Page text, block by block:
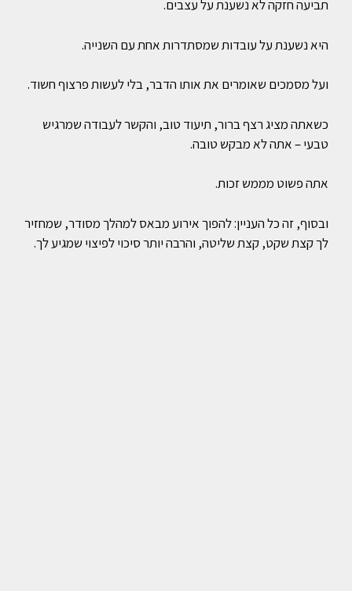
תביעה חזקה לא נשענת על עצבים.
היא נשענת על עובדות שמסתדרות אחת עם השנייה.
ועל מסמכים שאומרים את אותו הדבר, בלי לעשות פרצוף חשוד.
כשאתה מציג רצף ברור, תיעוד טוב, והקשר לעבודה שמרגיש
טבעי – אתה לא מבקש טובה.
אתה פשוט מממש זכות.
ובסוף, זה כל העניין: להפוך אירוע מבאס למהלך מסודר, שמחזיר
לך קצת שקט, קצת שליטה, והרבה יותר סיכוי לפיצוי שמגיע לך.